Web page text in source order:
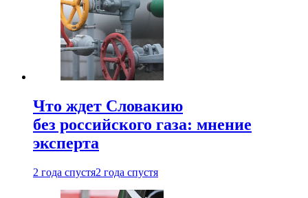
Что ждет Словакию
без российского газа: мнение
эксперта
2 года спустя2 года спустя